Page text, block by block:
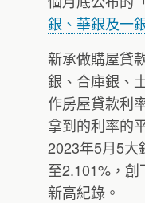
銀、華銀及一
新承做購屋貸
銀、合庫銀、
作房屋貸款利
拿到的利率的
2023年5月5大
至2.101%，
新高紀錄。